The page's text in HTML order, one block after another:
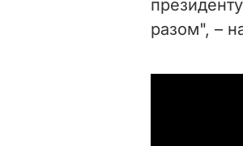
разом", –